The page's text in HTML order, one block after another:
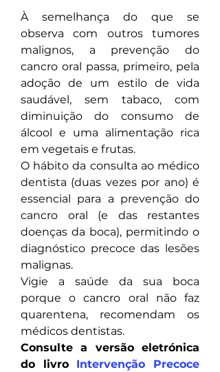
À semelhança do que se
observa com outros tumores
malignos, a prevenção do
cancro oral passa, primeiro, pela
adoção de um estilo de vida
saudável, sem tabaco, com
diminuição do consumo de
álcool e uma alimentação rica
em vegetais e frutas.
O hábito da consulta ao médico
dentista (duas vezes por ano) é
essencial para a prevenção do
cancro oral (e das restantes
doenças da boca), permitindo o
diagnóstico precoce das lesões
malignas.
Vigie a saúde da sua boca
porque o cancro oral não faz
quarentena, recomendam os
médicos dentistas.
Consulte a versão eletrónica
do livro Intervenção Precoce